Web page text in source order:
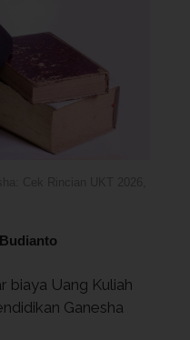
biaya Uang Kuliah
Ganesha